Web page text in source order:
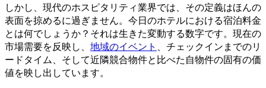
しかし、現代のホスピタリティ業界では、その定義はほんの
表面を掠めるに過ぎません。今日のホテルにおける宿泊料金
とは何でしょうか？それは生きた変動する数字です。現在の
市場需要を反映し、 地域のイベント
、チェックインまでのリ
ードタイム、そして近隣競合物件と比べた自物件の固有の価
値を映し出しています。